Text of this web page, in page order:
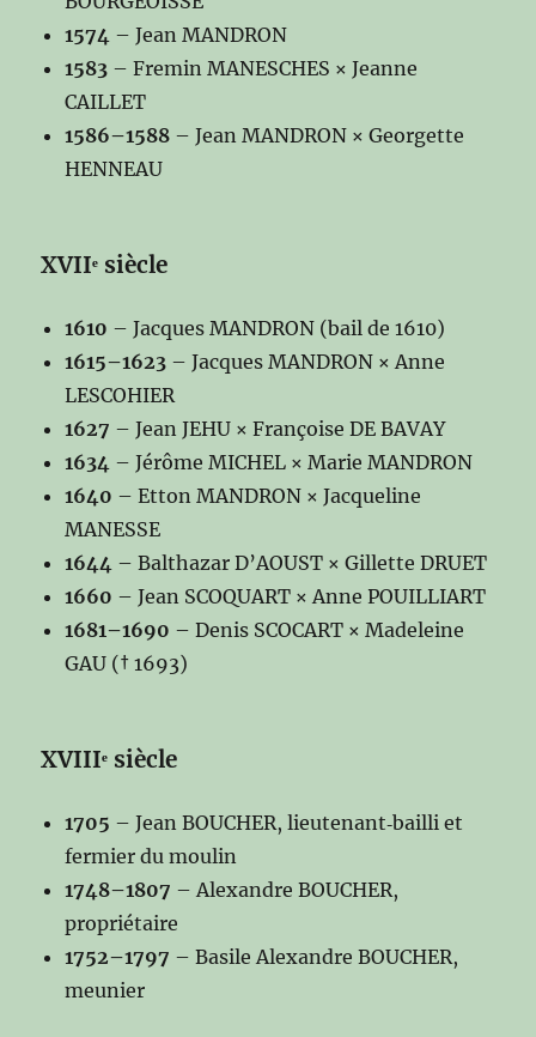
1574 – Jean MANDRON
1583 – Fremin MANESCHES × Jeanne
CAILLET
1586–1588 – Jean MANDRON × Georgette
HENNEAU
XVIIᵉ siècle
1610 – Jacques MANDRON (bail de 1610)
1615–1623 – Jacques MANDRON × Anne
LESCOHIER
1627 – Jean JEHU × Françoise DE BAVAY
1634 – Jérôme MICHEL × Marie MANDRON
1640 – Etton MANDRON × Jacqueline
MANESSE
1644 – Balthazar D’AOUST × Gillette DRUET
1660 – Jean SCOQUART × Anne POUILLIART
1681–1690 – Denis SCOCART × Madeleine
GAU († 1693)
XVIIIᵉ siècle
1705 – Jean BOUCHER, lieutenant‑bailli et
fermier du moulin
1748–1807 – Alexandre BOUCHER,
propriétaire
1752–1797 – Basile Alexandre BOUCHER,
meunier